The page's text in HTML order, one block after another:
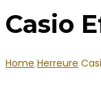
Casio
Home Herreure